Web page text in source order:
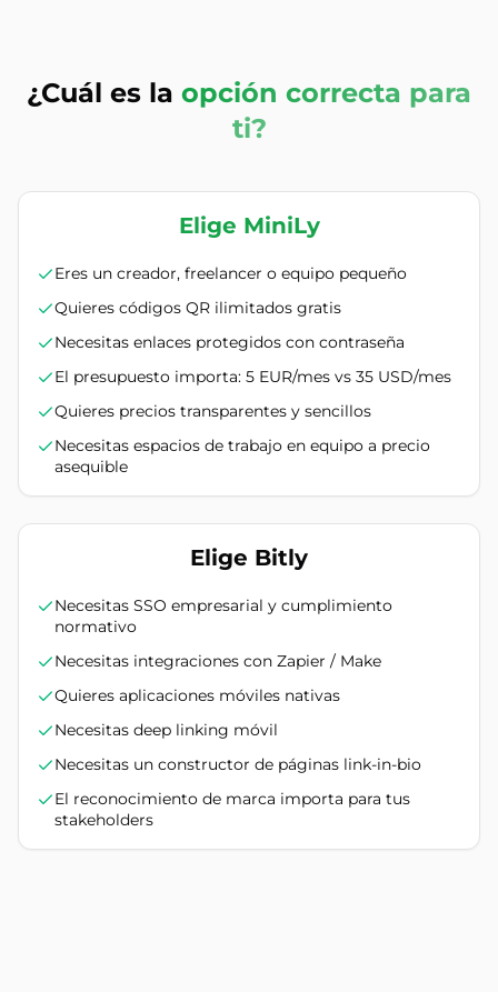
¿Cuál es la opción correcta para
ti?
Elige MiniLy
Eres un creador, freelancer o equipo pequeño
Quieres códigos QR ilimitados gratis
Necesitas enlaces protegidos con contraseña
El presupuesto importa: 5 EUR/mes vs 35 USD/mes
Quieres precios transparentes y sencillos
Necesitas espacios de trabajo en equipo a precio
asequible
Elige Bitly
Necesitas SSO empresarial y cumplimiento
normativo
Necesitas integraciones con Zapier / Make
Quieres aplicaciones móviles nativas
Necesitas deep linking móvil
Necesitas un constructor de páginas link-in-bio
El reconocimiento de marca importa para tus
stakeholders